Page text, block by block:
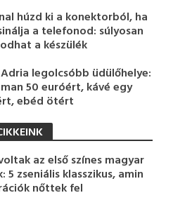
húzd ki a konektorból, ha
a telefonod: súlyosan
a készülék
Adria legolcsóbb üdülőhelye:
50 euróért, kávé egy
ebéd ötért
az első színes magyar
5 zseniális klasszikus, amin
nőttek fel